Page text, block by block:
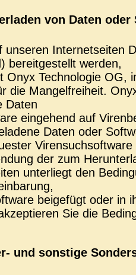
von Daten
unseren Internetseiten
bereitgestellt werden,
Onyx Technologie OG,
die Mangelfreiheit.
Daten
eingehend auf
Daten oder
der zum
unterliegt den
beigefügt oder in
Sie die
und sonstige